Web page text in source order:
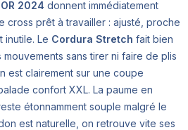
2024 donnent immédiatement
cross prêt à travailler : ajusté, proche
inutile. Le Cordura Stretch fait bien
mouvements sans tirer ni faire de plis
est clairement sur une coupe
confort XXL. La paume en
étonnamment souple malgré le
est naturelle, on retrouve vite ses